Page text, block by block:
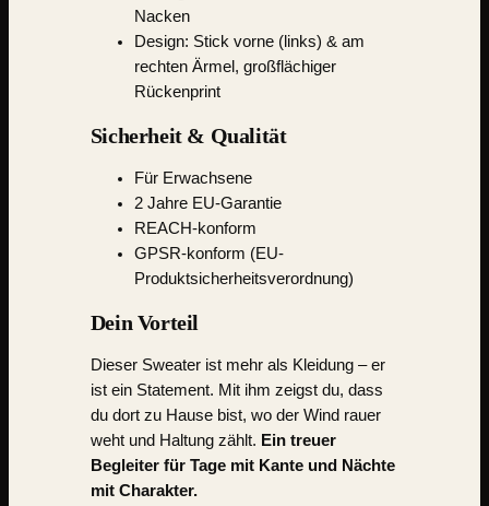
Nacken
Design: Stick vorne (links) & am
rechten Ärmel, großflächiger
Rückenprint
Sicherheit & Qualität
Für Erwachsene
2 Jahre EU-Garantie
REACH-konform
GPSR-konform (EU-
Produktsicherheitsverordnung)
Dein Vorteil
Dieser Sweater ist mehr als Kleidung – er
ist ein Statement. Mit ihm zeigst du, dass
du dort zu Hause bist, wo der Wind rauer
weht und Haltung zählt. Ein treuer
Begleiter für Tage mit Kante und Nächte
mit Charakter.